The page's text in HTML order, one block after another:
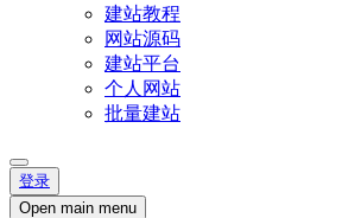
建站教程
网站源码
建站平台
个人网站
批量建站
登录
Open main menu